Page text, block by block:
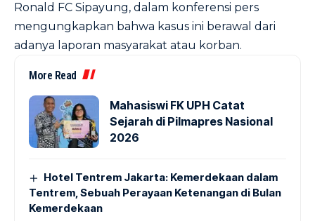
Ronald FC Sipayung, dalam konferensi pers
mengungkapkan bahwa kasus ini berawal dari
adanya laporan masyarakat atau korban.
More Read
Mahasiswi FK UPH Catat
Sejarah di Pilmapres Nasional
2026
Hotel Tentrem Jakarta: Kemerdekaan dalam
Tentrem, Sebuah Perayaan Ketenangan di Bulan
Kemerdekaan